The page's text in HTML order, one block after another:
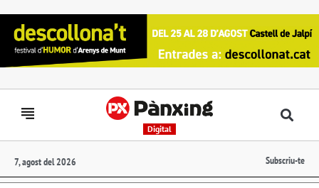
Digital
7, agost del 2026 Subscriu-te